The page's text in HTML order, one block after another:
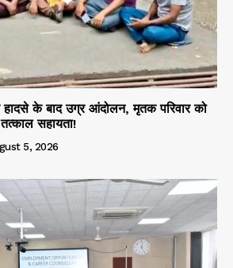
के बाद उग्र आंदोलन, मृतक परिवार को
सहायता!
5, 2026